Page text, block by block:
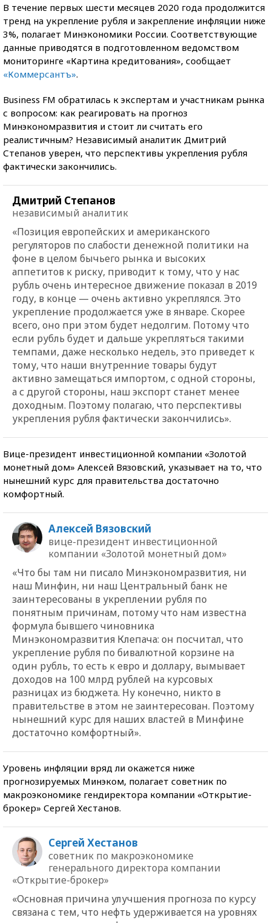
В течение первых шести месяцев 2020 года продолжится
тренд на укрепление рубля и закрепление инфляции ниже
3%, полагает Минэкономики России. Соответствующие
данные приводятся в подготовленном ведомством
мониторинге «Картина кредитования», сообщает
«Коммерсантъ».
Business FM обратилась к экспертам и участникам рынка
с вопросом: как реагировать на прогноз
Минэкономразвития и стоит ли считать его
реалистичным? Независимый аналитик Дмитрий
Степанов уверен, что перспективы укрепления рубля
фактически закончились.
Дмитрий Степанов
независимый аналитик
«Позиция европейских и американского
регуляторов по слабости денежной политики на
фоне в целом бычьего рынка и высоких
аппетитов к риску, приводит к тому, что у нас
рубль очень интересное движение показал в 2019
году, в конце — очень активно укреплялся. Это
укрепление продолжается уже в январе. Скорее
всего, оно при этом будет недолгим. Потому что
если рубль будет и дальше укрепляться такими
темпами, даже несколько недель, это приведет к
тому, что наши внутренние товары будут
активно замещаться импортом, с одной стороны,
а с другой стороны, наш экспорт станет менее
доходным. Поэтому полагаю, что перспективы
укрепления рубля фактически закончились».
Вице-президент инвестиционной компании «Золотой
монетный дом» Алексей Вязовский, указывает на то, что
нынешний курс для правительства достаточно
комфортный.
Алексей Вязовский
вице-президент инвестиционной
компании «Золотой монетный дом»
«Что бы там ни писало Минэкономразвития, ни
наш Минфин, ни наш Центральный банк не
заинтересованы в укреплении рубля по
понятным причинам, потому что нам известна
формула бывшего чиновника
Минэкономразвития Клепача: он посчитал, что
укрепление рубля по бивалютной корзине на
один рубль, то есть к евро и доллару, вымывает
доходов на 100 млрд рублей на курсовых
разницах из бюджета. Ну конечно, никто в
правительстве в этом не заинтересован. Поэтому
нынешний курс для наших властей в Минфине
достаточно комфортный».
Уровень инфляции вряд ли окажется ниже
прогнозируемых Минэком, полагает советник по
макроэкономике гендиректора компании «Открытие-
брокер» Сергей Хестанов.
Сергей Хестанов
советник по макроэкономике
генерального директора компании
«Открытие-брокер»
«Основная причина улучшения прогноза по курсу
связана с тем, что нефть удерживается на уровнях